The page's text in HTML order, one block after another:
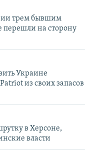
трем бывшим
перешли на сторону
Украине
из своих запасов
в Херсоне,
власти